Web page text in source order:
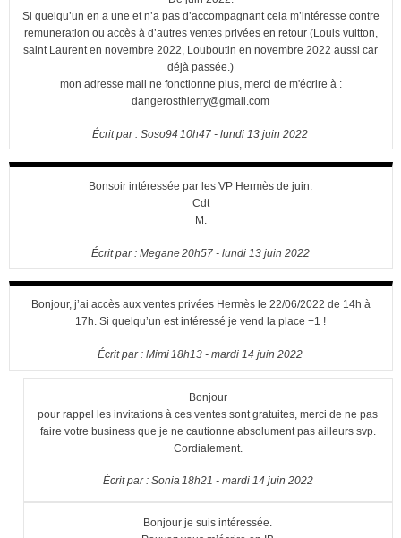
Si quelqu’un en a une et n’a pas d’accompagnant cela m’intéresse contre
remuneration ou accès à d’autres ventes privées en retour (Louis vuitton,
saint Laurent en novembre 2022, Louboutin en novembre 2022 aussi car
déjà passée.)
mon adresse mail ne fonctionne plus, merci de m'écrire à :
dangerosthierry@gmail.com
Écrit par :Soso94 10h47 -lundi 13 juin 2022
Bonsoir intéressée par les VP Hermès de juin.
Cdt
M.
Écrit par : Megane20h57- lundi 13 juin 2022
Bonjour, j’ai accès aux ventes privées Hermès le 22/06/2022 de 14h à
17h. Si quelqu’un est intéressé je vend la place +1 !
Écrit par :Mimi18h13 -mardi 14 juin 2022
Bonjour
pour rappel les invitations à ces ventes sont gratuites, merci de ne pas
faire votre business que je ne cautionne absolument pas ailleurs svp.
Cordialement.
Écrit par : Sonia 18h21 - mardi 14 juin 2022
Bonjour je suis intéressée.